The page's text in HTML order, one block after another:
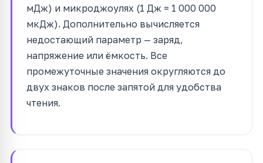
мДж) и микроджоулях (1 Дж = 1 000 000
мкДж). Дополнительно вычисляется
недостающий параметр — заряд,
напряжение или ёмкость. Все
промежуточные значения округляются до
двух знаков после запятой для удобства
чтения.